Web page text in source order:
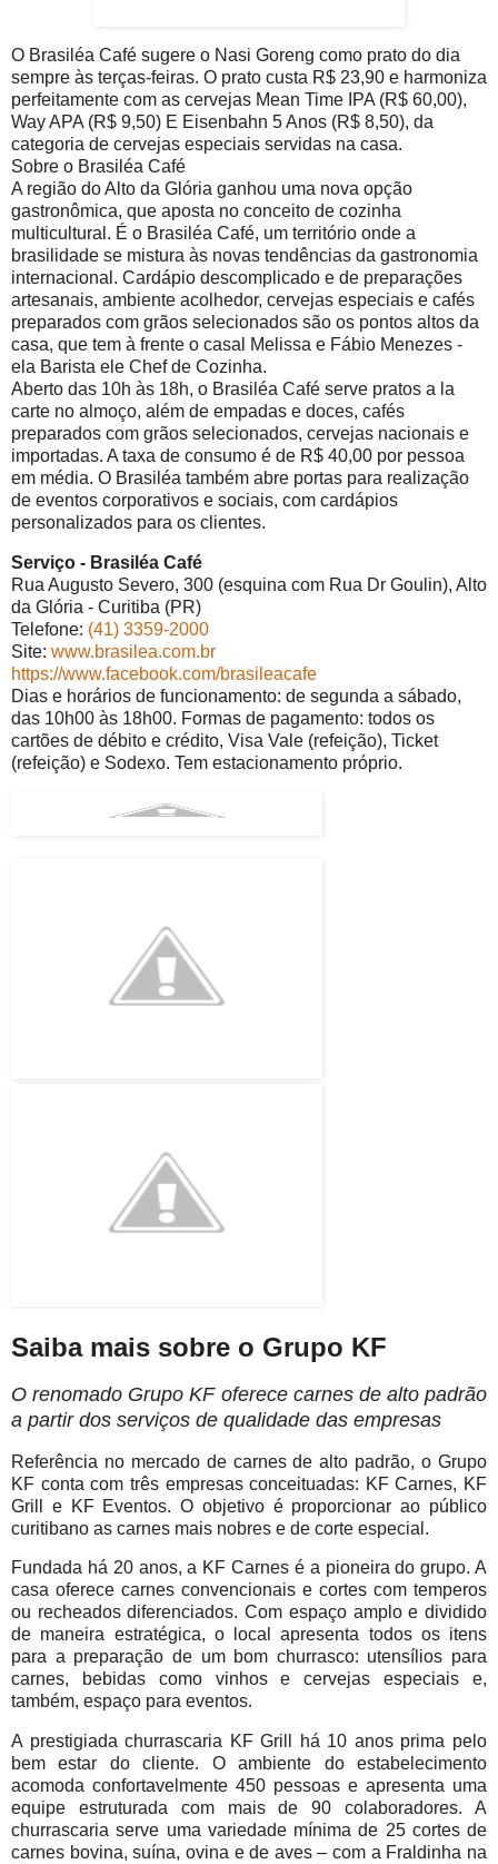
O Brasiléa Café sugere o Nasi Goreng como prato do dia
sempre às terças-feiras. O prato custa R$ 23,90 e harmoniza
perfeitamente com as cervejas Mean Time IPA (R$ 60,00),
Way APA (R$ 9,50) E Eisenbahn 5 Anos (R$ 8,50), da
categoria de cervejas especiais servidas na casa.
Sobre o Brasiléa Café
A região do Alto da Glória ganhou uma nova opção
gastronômica, que aposta no conceito de cozinha
multicultural. É o Brasiléa Café, um território onde a
brasilidade se mistura às novas tendências da gastronomia
internacional. Cardápio descomplicado e de preparações
artesanais, ambiente acolhedor, cervejas especiais e cafés
preparados com grãos selecionados são os pontos altos da
casa, que tem à frente o casal Melissa e Fábio Menezes -
ela Barista ele Chef de Cozinha.
Aberto das 10h às 18h, o Brasiléa Café serve pratos a la
carte no almoço, além de empadas e doces, cafés
preparados com grãos selecionados, cervejas nacionais e
importadas. A taxa de consumo é de R$ 40,00 por pessoa
em média. O Brasiléa também abre portas para realização
de eventos corporativos e sociais, com cardápios
personalizados para os clientes.
Serviço - Brasiléa Café
Rua Augusto Severo, 300 (esquina com Rua Dr Goulin), Alto
da Glória - Curitiba (PR)
Telefone: (41) 3359-2000
Site: www.brasilea.com.br
https://www.facebook.com/brasileacafe
Dias e horários de funcionamento: de segunda a sábado,
das 10h00 às 18h00. Formas de pagamento: todos os
cartões de débito e crédito, Visa Vale (refeição), Ticket
(refeição) e Sodexo. Tem estacionamento próprio.
Saiba mais sobre o Grupo KF
O renomado Grupo KF oferece carnes de alto padrão
a partir dos serviços de qualidade das empresas
Referência no mercado de carnes de alto padrão, o Grupo
KF conta com três empresas conceituadas: KF Carnes, KF
Grill e KF Eventos. O objetivo é proporcionar ao público
curitibano as carnes mais nobres e de corte especial.
Fundada há 20 anos, a KF Carnes é a pioneira do grupo. A
casa oferece carnes convencionais e cortes com temperos
ou recheados diferenciados. Com espaço amplo e dividido
de maneira estratégica, o local apresenta todos os itens
para a preparação de um bom churrasco: utensílios para
carnes, bebidas como vinhos e cervejas especiais e,
também, espaço para eventos.
A prestigiada churrascaria KF Grill há 10 anos prima pelo
bem estar do cliente. O ambiente do estabelecimento
acomoda confortavelmente 450 pessoas e apresenta uma
equipe estruturada com mais de 90 colaboradores. A
churrascaria serve uma variedade mínima de 25 cortes de
carnes bovina, suína, ovina e de aves – com a Fraldinha na